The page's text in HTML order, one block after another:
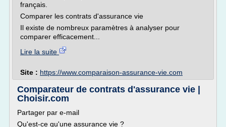
français.
Comparer les contrats d'assurance vie
Il existe de nombreux paramètres à analyser pour
comparer efficacement...
Lire la suite
Site : https://www.comparaison-assurance-vie.com
Comparateur de contrats d'assurance vie |
Choisir.com
Partager par e-mail
Qu'est-ce qu'une assurance vie ?